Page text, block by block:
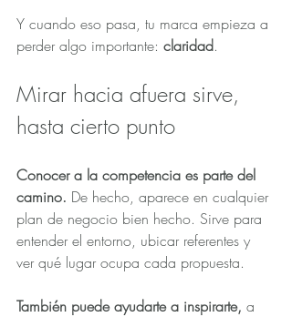
Y cuando eso pasa, tu marca empieza a
perder algo importante: claridad.
Mirar hacia afuera sirve,
hasta cierto punto
Conocer a la competencia es parte del
camino. De hecho, aparece en cualquier
plan de negocio bien hecho. Sirve para
entender el entorno, ubicar referentes y
ver qué lugar ocupa cada propuesta.
También puede ayudarte a inspirarte, a